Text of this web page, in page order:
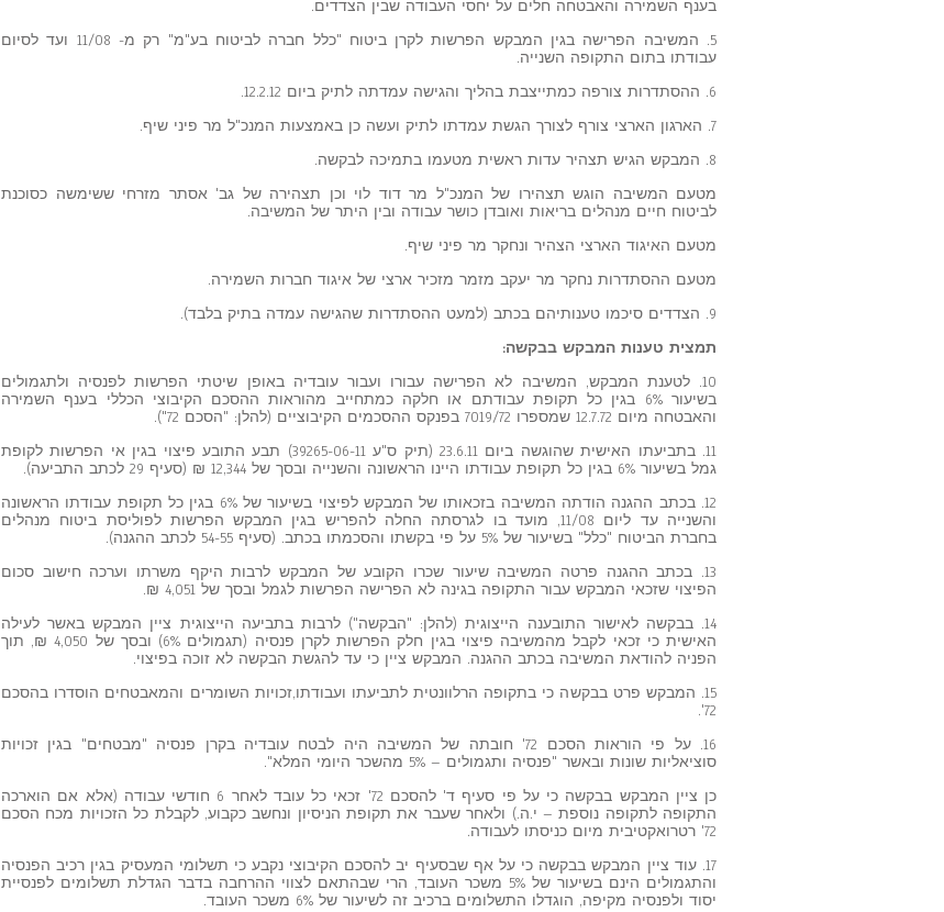
בענף השמירה והאבטחה חלים על יחסי העבודה שבין הצדדים.
5. המשיבה הפרישה בגין המבקש הפרשות לקרן ביטוח "כלל חברה לביטוח בע"מ" רק מ- 11/08 ועד לסיום
עבודתו בתום התקופה השנייה.
6. ההסתדרות צורפה כמתייצבת בהליך והגישה עמדתה לתיק ביום 12.2.12.
7. הארגון הארצי צורף לצורך הגשת עמדתו לתיק ועשה כן באמצעות המנכ"ל מר פיני שיף.
8. המבקש הגיש תצהיר עדות ראשית מטעמו בתמיכה לבקשה.
מטעם המשיבה הוגש תצהירו של המנכ"ל מר דוד לוי וכן תצהירה של גב' אסתר מזרחי ששימשה כסוכנת
לביטוח חיים מנהלים בריאות ואובדן כושר עבודה ובין היתר של המשיבה.
מטעם האיגוד הארצי הצהיר ונחקר מר פיני שיף.
מטעם ההסתדרות נחקר מר יעקב מזמר מזכיר ארצי של איגוד חברות השמירה.
9. הצדדים סיכמו טענותיהם בכתב (למעט ההסתדרות שהגישה עמדה בתיק בלבד).
תמצית טענות המבקש בבקשה:
10. לטענת המבקש, המשיבה לא הפרישה עבורו ועבור עובדיה באופן שיטתי הפרשות לפנסיה ולתגמולים
בשיעור 6% בגין כל תקופת עבודתם או חלקה כמתחייב מהוראות ההסכם הקיבוצי הכללי בענף השמירה
והאבטחה מיום 12.7.72 שמספרו 7019/72 בפנקס ההסכמים הקיבוציים (להלן: "הסכם 72").
11. בתביעתו האישית שהוגשה ביום 23.6.11 (תיק ס"ע 39265-06-11) תבע התובע פיצוי בגין אי הפרשות לקופת
גמל בשיעור 6% בגין כל תקופת עבודתו היינו הראשונה והשנייה ובסך של 12,344 ₪ (סעיף 29 לכתב התביעה).
12. בכתב ההגנה הודתה המשיבה בזכאותו של המבקש לפיצוי בשיעור של 6% בגין כל תקופת עבודתו הראשונה
והשנייה עד ליום 11/08, מועד בו לגרסתה החלה להפריש בגין המבקש הפרשות לפוליסת ביטוח מנהלים
בחברת הביטוח "כלל" בשיעור של 5% על פי בקשתו והסכמתו בכתב. (סעיף 54-55 לכתב ההגנה).
13. בכתב ההגנה פרטה המשיבה שיעור שכרו הקובע של המבקש לרבות היקף משרתו וערכה חישוב סכום
הפיצוי שזכאי המבקש עבור התקופה בגינה לא הפרישה הפרשות לגמל ובסך של 4,051 ₪.
14. בבקשה לאישור התובענה הייצוגית (להלן: "הבקשה") לרבות בתביעה הייצוגית ציין המבקש באשר לעילה
האישית כי זכאי לקבל מהמשיבה פיצוי בגין חלק הפרשות לקרן פנסיה (תגמולים 6%) ובסך של 4,050 ₪, תוך
הפניה להודאת המשיבה בכתב ההגנה. המבקש ציין כי עד להגשת הבקשה לא זוכה בפיצוי.
15. המבקש פרט בבקשה כי בתקופה הרלוונטית לתביעתו ועבודתו,זכויות השומרים והמאבטחים הוסדרו בהסכם
72'.
16. על פי הוראות הסכם 72' חובתה של המשיבה היה לבטח עובדיה בקרן פנסיה "מבטחים" בגין זכויות
סוציאליות שונות ובאשר "פנסיה ותגמולים – 5% מהשכר היומי המלא".
כן ציין המבקש בבקשה כי על פי סעיף ד' להסכם 72' זכאי כל עובד לאחר 6 חודשי עבודה (אלא אם הוארכה
התקופה לתקופה נוספת – י.ה.) ולאחר שעבר את תקופת הניסיון ונחשב כקבוע, לקבלת כל הזכויות מכח הסכם
72' רטרואקטיבית מיום כניסתו לעבודה.
17. עוד ציין המבקש בבקשה כי על אף שבסעיף יב להסכם הקיבוצי נקבע כי תשלומי המעסיק בגין רכיב הפנסיה
והתגמולים הינם בשיעור של 5% משכר העובד, הרי שבהתאם לצווי ההרחבה בדבר הגדלת תשלומים לפנסיית
יסוד ולפנסיה מקיפה, הוגדלו התשלומים ברכיב זה לשיעור של 6% משכר העובד.